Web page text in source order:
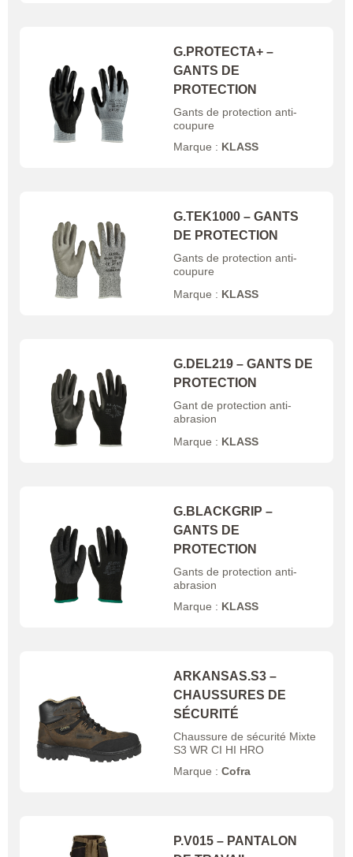
G.PROTECTA+ –
GANTS DE
PROTECTION
Gants de protection anti-
coupure
Marque : KLASS
G.TEK1000 – GANTS
DE PROTECTION
Gants de protection anti-
coupure
Marque : KLASS
G.DEL219 – GANTS DE
PROTECTION
Gant de protection anti-
abrasion
Marque : KLASS
G.BLACKGRIP –
GANTS DE
PROTECTION
Gants de protection anti-
abrasion
Marque : KLASS
ARKANSAS.S3 –
CHAUSSURES DE
SÉCURITÉ
Chaussure de sécurité Mixte
S3 WR CI HI HRO
Marque :Cofra
P.V015 – PANTALON